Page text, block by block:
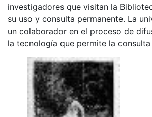
investigadores que visitan la
su uso y consulta permanente. La
un colaborador en el proceso de
la tecnología que permite la consulta